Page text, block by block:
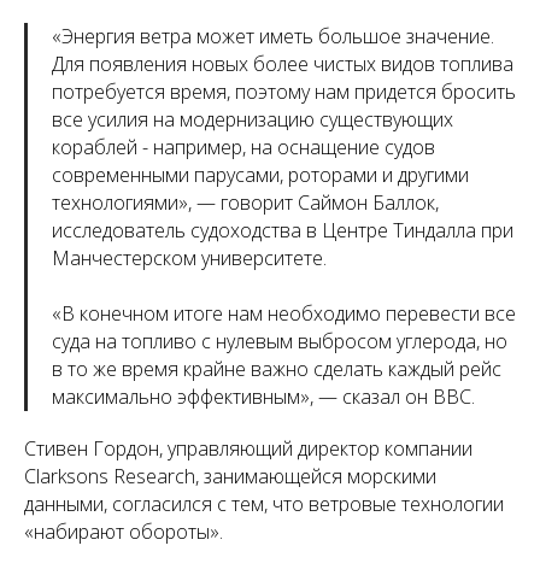
«Энергия ветра может иметь большое значение.
Для появления новых более чистых видов топлива
потребуется время, поэтому нам придется бросить
все усилия на модернизацию существующих
кораблей - например, на оснащение судов
современными парусами, роторами и другими
технологиями», — говорит Саймон Баллок,
исследователь судоходства в Центре Тиндалла при
Манчестерском университете.
«В конечном итоге нам необходимо перевести все
суда на топливо с нулевым выбросом углерода, но
в то же время крайне важно сделать каждый рейс
максимально эффективным», — сказал он BBC.
Стивен Гордон, управляющий директор компании
Clarksons Research, занимающейся морскими
данными, согласился с тем, что ветровые технологии
«набирают обороты».